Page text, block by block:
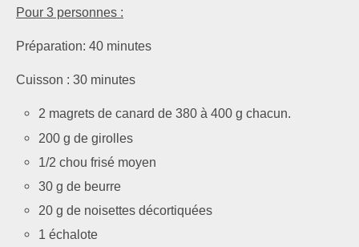
Pour 3 personnes :
Préparation: 40 minutes
Cuisson : 30 minutes
2 magrets de canard de 380 à 400 g chacun.
200 g de girolles
1/2 chou frisé moyen
30 g de beurre
20 g de noisettes dé­cortiquées
1 échalote